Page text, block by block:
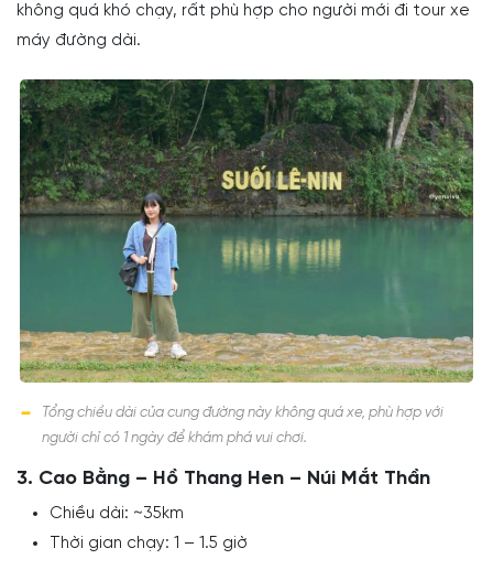
không quá khó chạy, rất phù hợp cho người mới đi tour xe
máy đường dài.
Tổng chiều dài của cung đường này không quá xe, phù hợp với
người chỉ có 1 ngày để khám phá vui chơi.
3. Cao Bằng – Hồ Thang Hen – Núi Mắt Thần
Chiều dài: ~35km
Thời gian chạy: 1 – 1.5 giờ